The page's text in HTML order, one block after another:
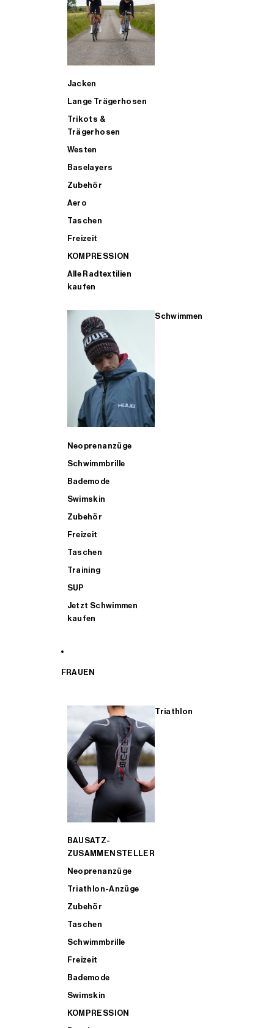
Jacken
Lange Trägerhosen
Trikots &
Trägerhosen
Westen
Baselayers
Zubehör
Aero
Taschen
Freizeit
KOMPRESSION
Alle Radtextilien
kaufen
Schwimmen
Neoprenanzüge
Schwimmbrille
Bademode
Swimskin
Zubehör
Freizeit
Taschen
Training
SUP
Jetzt Schwimmen
kaufen
FRAUEN
Triathlon
BAUSATZ-
ZUSAMMENSTELLER
Neoprenanzüge
Triathlon-Anzüge
Zubehör
Taschen
Schwimmbrille
Freizeit
Bademode
Swimskin
KOMPRESSION
ALLE TRIATHLONARTIKEL FÜR MÄNNER KAUFEN